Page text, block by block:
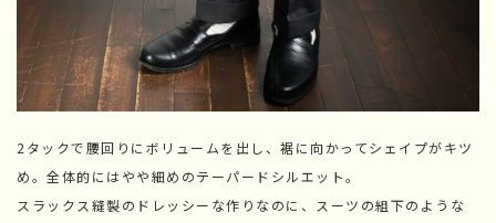
2タックで腰回りにボリュームを出し、裾に向かってシェイプがキツ
め。全体的にはやや細めのテーパードシルエット。
スラックス縫製のドレッシーな作りなのに、スーツの組下のような